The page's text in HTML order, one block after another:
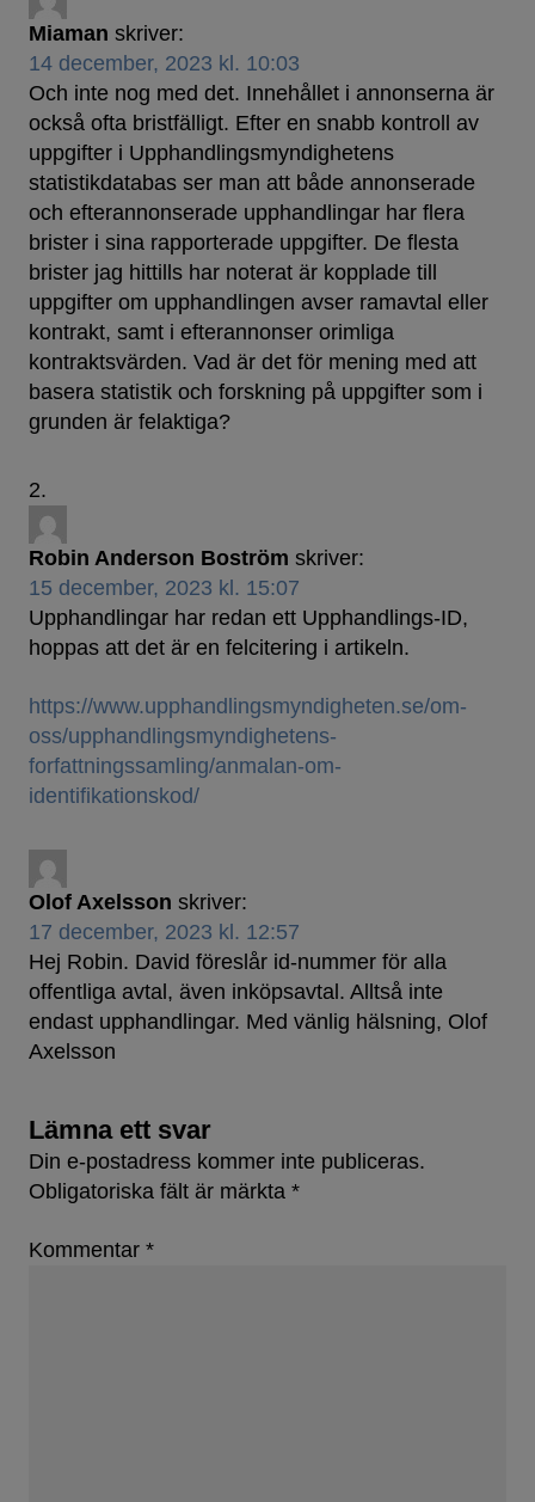
Miaman skriver:
14 december, 2023 kl. 10:03
Och inte nog med det. Innehållet i annonserna är
också ofta bristfälligt. Efter en snabb kontroll av
uppgifter i Upphandlingsmyndighetens
statistikdatabas ser man att både annonserade
och efterannonserade upphandlingar har flera
brister i sina rapporterade uppgifter. De flesta
brister jag hittills har noterat är kopplade till
uppgifter om upphandlingen avser ramavtal eller
kontrakt, samt i efterannonser orimliga
kontraktsvärden. Vad är det för mening med att
basera statistik och forskning på uppgifter som i
grunden är felaktiga?
Robin Anderson Boström skriver:
15 december, 2023 kl. 15:07
Upphandlingar har redan ett Upphandlings-ID,
hoppas att det är en felcitering i artikeln.
https://www.upphandlingsmyndigheten.se/om-
oss/upphandlingsmyndighetens-
forfattningssamling/anmalan-om-
identifikationskod/
Olof Axelsson skriver:
17 december, 2023 kl. 12:57
Hej Robin. David föreslår id-nummer för alla
offentliga avtal, även inköpsavtal. Alltså inte
endast upphandlingar. Med vänlig hälsning, Olof
Axelsson
Lämna ett svar
Din e-postadress kommer inte publiceras.
Obligatoriska fält är märkta *
Kommentar *